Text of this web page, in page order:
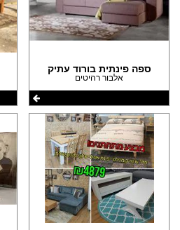
ספה פינתית בורוד עתיק
אלבור רהיטים